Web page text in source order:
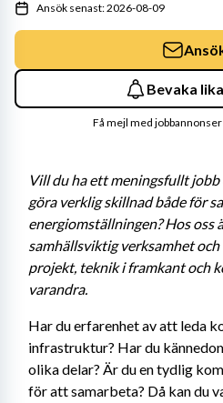
Vill du ha ett meningsfullt
göra verklig skillnad både för
energiomställningen? Hos oss
samhällsviktig verksamhet
projekt, teknik i framkant och
varandra.
Har du erfarenhet av att leda
infrastruktur? Har du
olika delar? Är du en tydlig
för att samarbeta? Då kan du
Ansök senast: 2026-08-09
Bevaka
Få mejl med